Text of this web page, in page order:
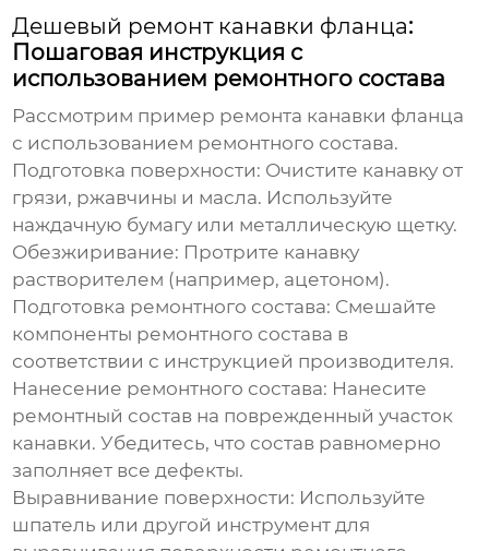
Дешевый ремонт канавки фланца:
Пошаговая инструкция с
использованием ремонтного состава
Рассмотрим пример ремонта канавки фланца
с использованием ремонтного состава.
Подготовка поверхности: Очистите канавку от
грязи, ржавчины и масла. Используйте
наждачную бумагу или металлическую щетку.
Обезжиривание: Протрите канавку
растворителем (например, ацетоном).
Подготовка ремонтного состава: Смешайте
компоненты ремонтного состава в
соответствии с инструкцией производителя.
Нанесение ремонтного состава: Нанесите
ремонтный состав на поврежденный участок
канавки. Убедитесь, что состав равномерно
заполняет все дефекты.
Выравнивание поверхности: Используйте
шпатель или другой инструмент для